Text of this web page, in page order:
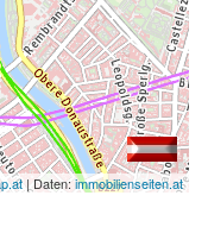
| Daten:immobilienseiten.at